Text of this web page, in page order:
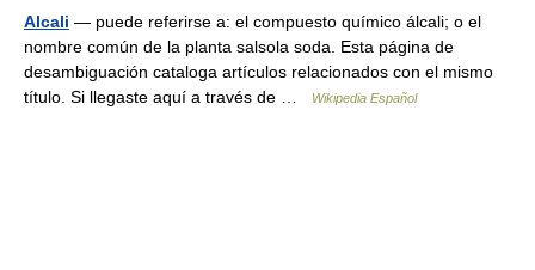
Alcali — puede referirse a: el compuesto químico álcali; o el
nombre común de la planta salsola soda. Esta página de
desambiguación cataloga artículos relacionados con el mismo
título. Si llegaste aquí a través de …
Wikipedia Español